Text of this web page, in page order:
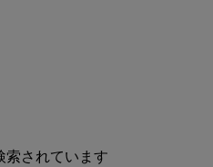
索されています